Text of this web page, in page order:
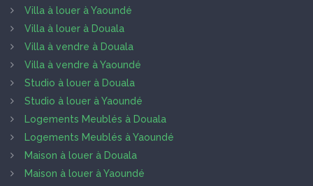
Villa à louer à Yaoundé
Villa à louer à Douala
Villa à vendre à Douala
Villa à vendre à Yaoundé
Studio à louer à Douala
Studio à louer à Yaoundé
Logements Meublés à Douala
Logements Meublés à Yaoundé
Maison à louer à Douala
Maison à louer à Yaoundé